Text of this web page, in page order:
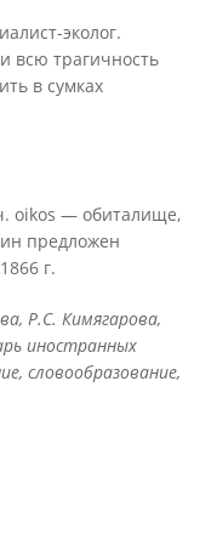
эколог.
всю трагичность
в сумках
oikos — обиталище,
предложен
г.
Р.С. Кимягарова,
иностранных
словообразование,